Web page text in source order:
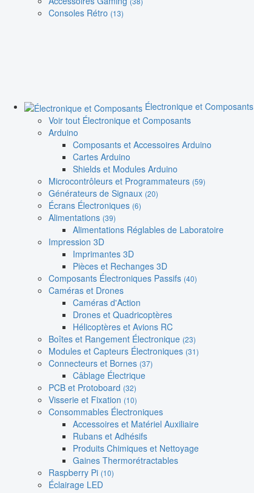
Consoles Rétro (13)
Électronique et Composants
Voir tout Électronique et Composants
Arduino
Composants et Accessoires Arduino
Cartes Arduino
Shields et Modules Arduino
Microcontrôleurs et Programmateurs (59)
Générateurs de Signaux (20)
Écrans Électroniques (6)
Alimentations (39)
Alimentations Réglables de Laboratoire
Impression 3D
Imprimantes 3D
Pièces et Rechanges 3D
Composants Électroniques Passifs (40)
Caméras et Drones
Caméras d'Action
Drones et Quadricoptères
Hélicoptères et Avions RC
Boîtes et Rangement Électronique (23)
Modules et Capteurs Électroniques (31)
Connecteurs et Bornes (37)
Câblage Électrique
PCB et Protoboard (32)
Visserie et Fixation (10)
Consommables Électroniques
Accessoires et Matériel Auxiliaire
Rubans et Adhésifs
Produits Chimiques et Nettoyage
Gaines Thermorétractables
Raspberry Pi (10)
Éclairage LED